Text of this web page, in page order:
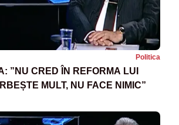
Politica
”NU CRED ÎN REFORMA LUI
MULT, NU FACE NIMIC”